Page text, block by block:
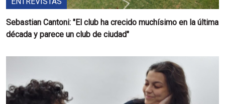
Sebastian Cantoni: "El club ha crecido muchísimo en la última
década y parece un club de ciudad"